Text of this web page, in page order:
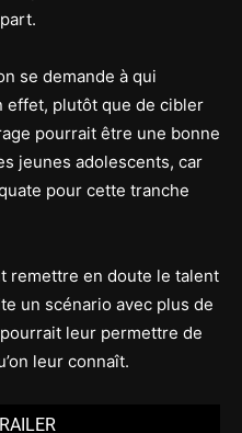
se demande à qui
effet, plutôt que de cibler
pourrait être une bonne
jeunes adolescents, car
pour cette tranche
remettre en doute le talent
un scénario avec plus de
leur permettre de
leur connaît.